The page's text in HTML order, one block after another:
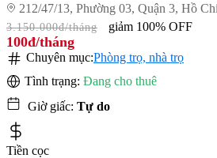
212/47/13, Phường 03, Quận 3, Hồ
3.150.000đ/tháng giảm 100% OFF
100đ/tháng
Chuyên mục:Phòng trọ, nhà trọ
Tình trạng: Đang cho thuê
Giờ giấc: Tự do
Tiền cọc